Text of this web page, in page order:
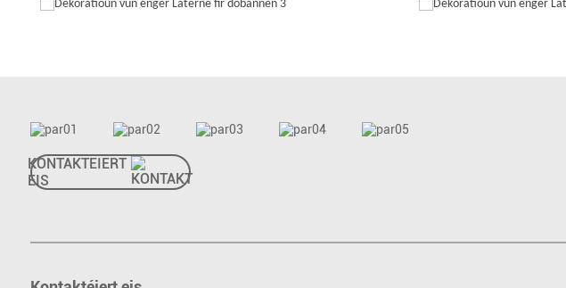
KONTAKTÉIERT
EIS